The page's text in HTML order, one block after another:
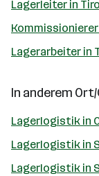
Lagerleiter in
Lagerarbeiter in
In anderem
Lagerlogistik in
Lagerlogistik in
Lagerlogistik in